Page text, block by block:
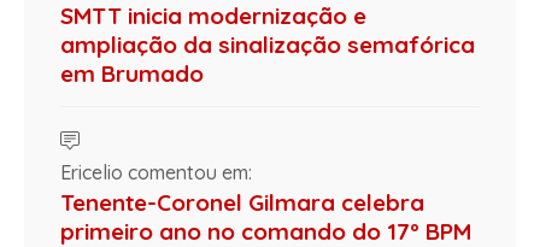
SMTT inicia modernização e
ampliação da sinalização semafórica
em Brumado
Ericelio comentou em:
Tenente-Coronel Gilmara celebra
primeiro ano no comando do 17º BPM